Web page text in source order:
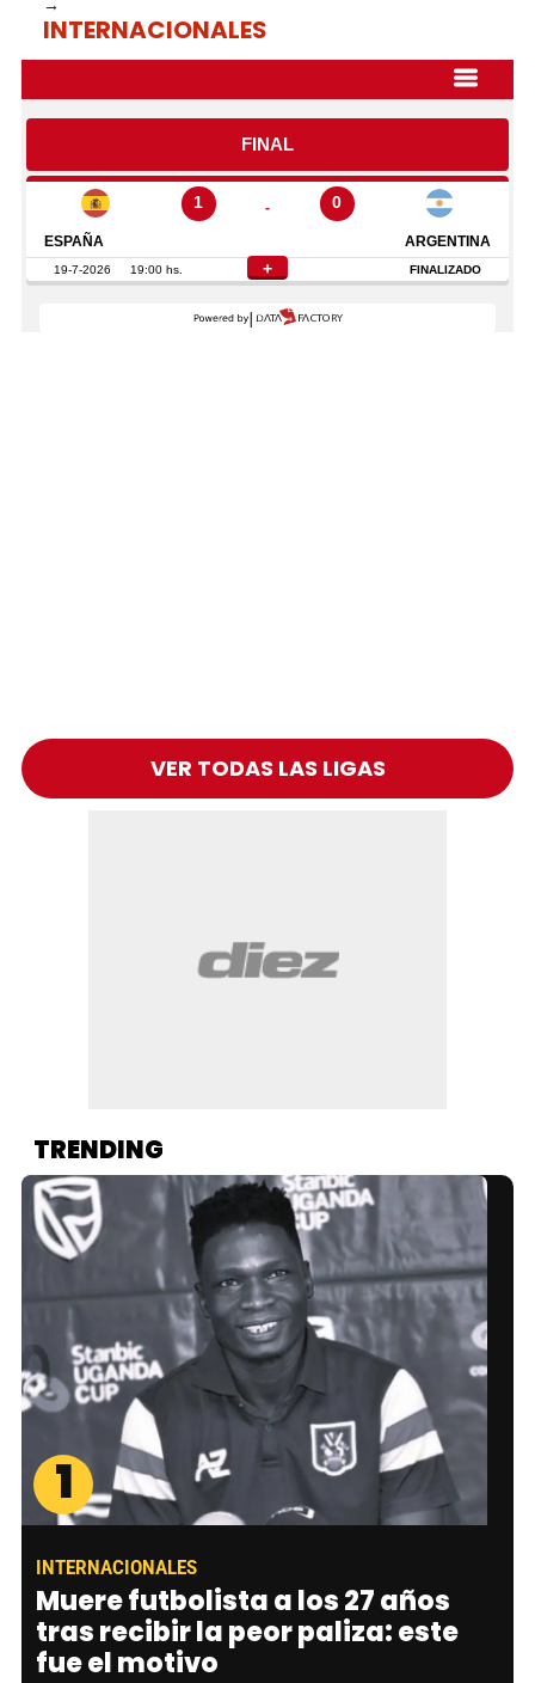
→
INTERNACIONALES
VER TODAS LAS LIGAS
TRENDING
1
INTERNACIONALES
Muere futbolista a los 27 años
tras recibir la peor paliza: este
fue el motivo